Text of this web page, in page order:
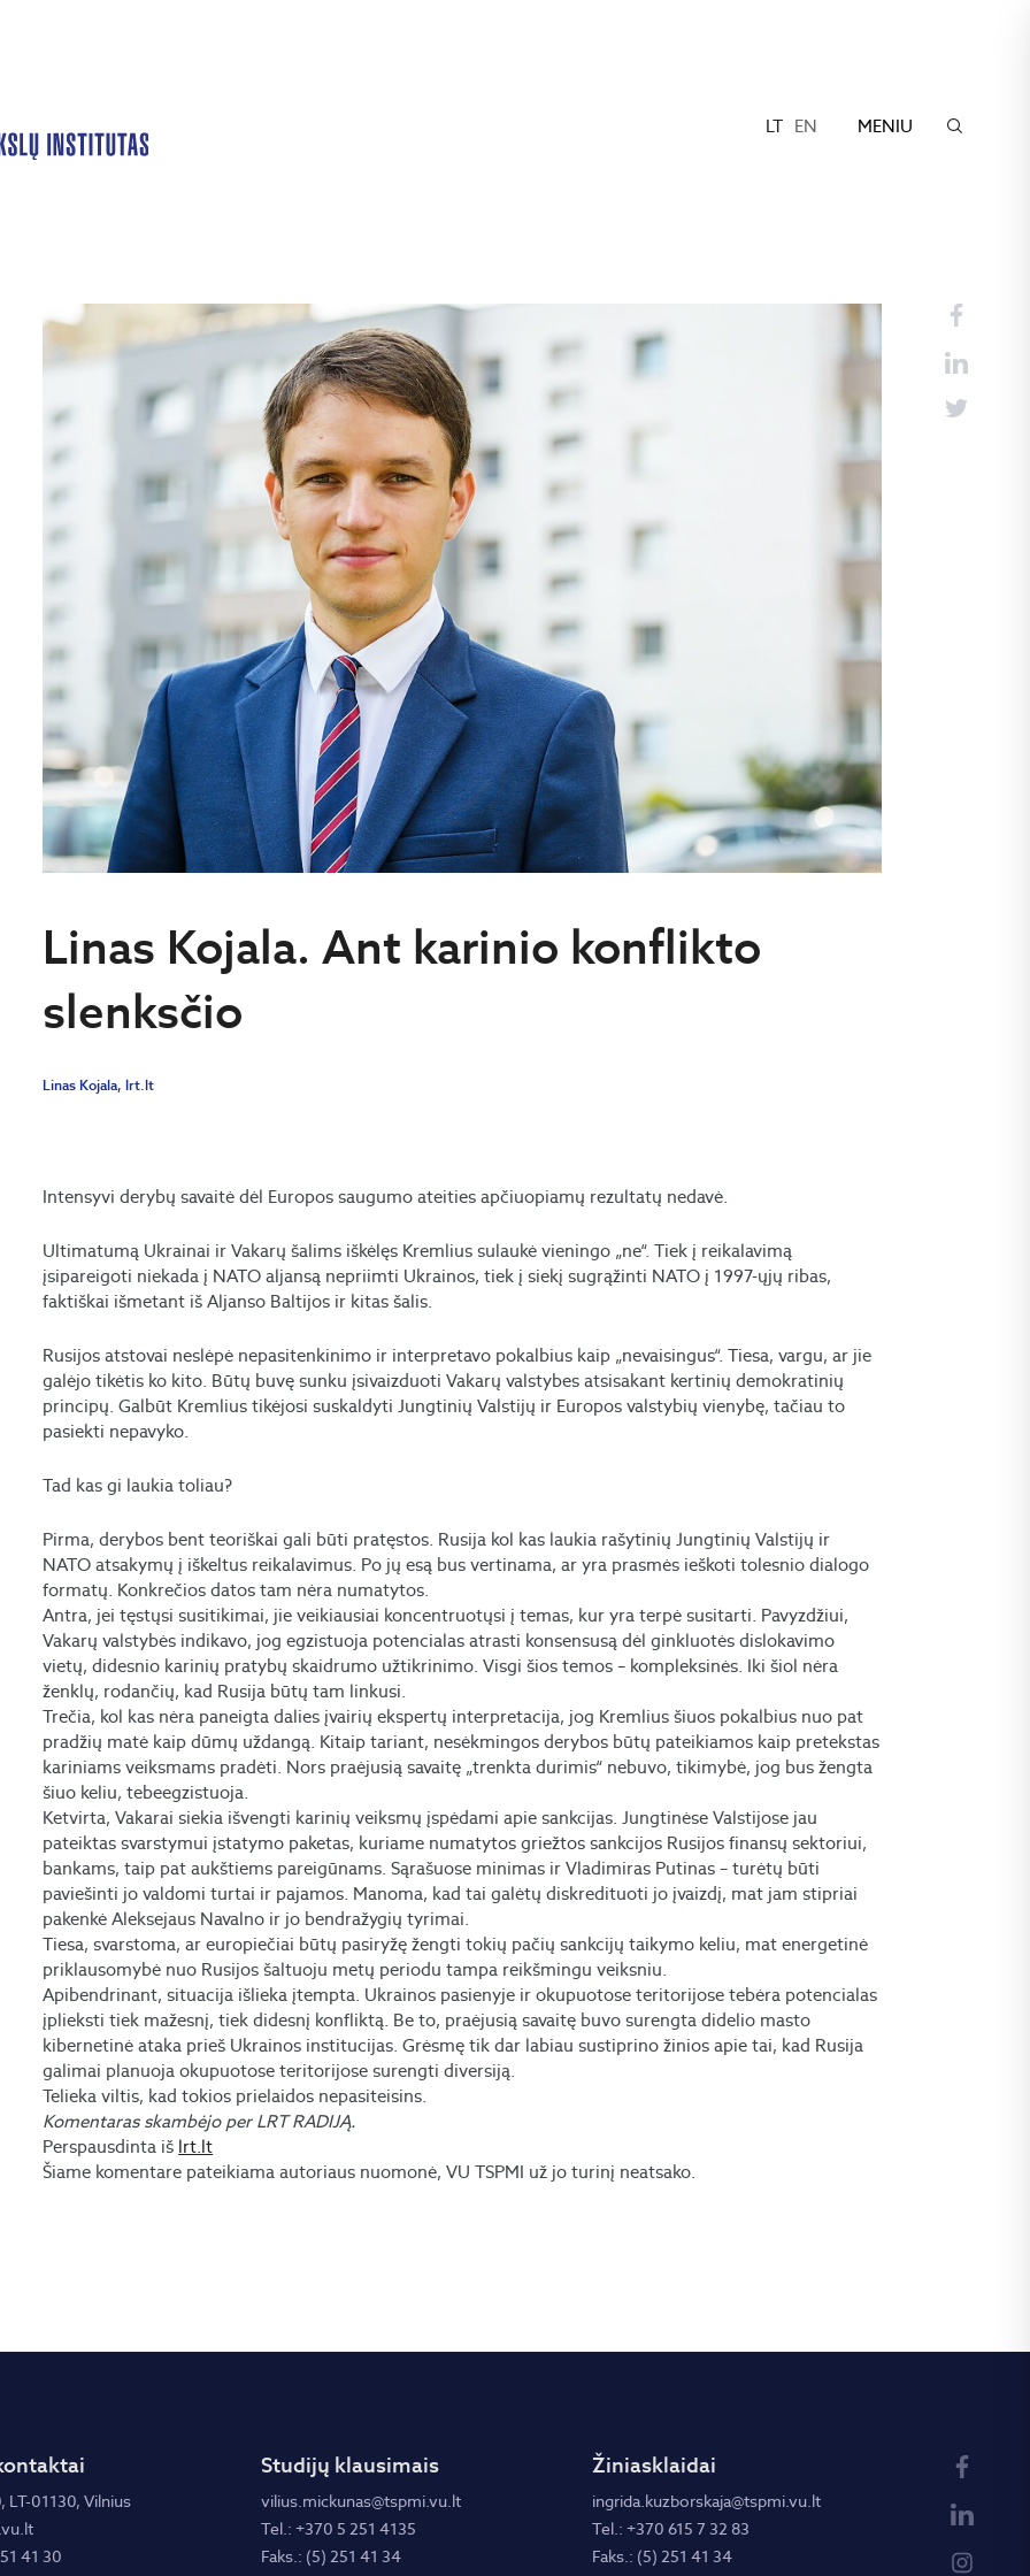
LT EN MENIU
Linas Kojala. Ant karinio konflikto
slenksčio
Linas Kojala, lrt.lt
Intensyvi derybų savaitė dėl Europos saugumo ateities apčiuopiamų rezultatų nedavė.
Ultimatumą Ukrainai ir Vakarų šalims iškėlęs Kremlius sulaukė vieningo „ne“. Tiek į reikalavimą
įsipareigoti niekada į NATO aljansą nepriimti Ukrainos, tiek į siekį sugrąžinti NATO į 1997-ųjų ribas,
faktiškai išmetant iš Aljanso Baltijos ir kitas šalis.
Rusijos atstovai neslėpė nepasitenkinimo ir interpretavo pokalbius kaip „nevaisingus“. Tiesa, vargu, ar jie
galėjo tikėtis ko kito. Būtų buvę sunku įsivaizduoti Vakarų valstybes atsisakant kertinių demokratinių
principų. Galbūt Kremlius tikėjosi suskaldyti Jungtinių Valstijų ir Europos valstybių vienybę, tačiau to
pasiekti nepavyko.
Tad kas gi laukia toliau?
Pirma, derybos bent teoriškai gali būti pratęstos. Rusija kol kas laukia rašytinių Jungtinių Valstijų ir
NATO atsakymų į iškeltus reikalavimus. Po jų esą bus vertinama, ar yra prasmės ieškoti tolesnio dialogo
formatų. Konkrečios datos tam nėra numatytos.
Antra, jei tęstųsi susitikimai, jie veikiausiai koncentruotųsi į temas, kur yra terpė susitarti. Pavyzdžiui,
Vakarų valstybės indikavo, jog egzistuoja potencialas atrasti konsensusą dėl ginkluotės dislokavimo
vietų, didesnio karinių pratybų skaidrumo užtikrinimo. Visgi šios temos – kompleksinės. Iki šiol nėra
ženklų, rodančių, kad Rusija būtų tam linkusi.
Trečia, kol kas nėra paneigta dalies įvairių ekspertų interpretacija, jog Kremlius šiuos pokalbius nuo pat
pradžių matė kaip dūmų uždangą. Kitaip tariant, nesėkmingos derybos būtų pateikiamos kaip pretekstas
kariniams veiksmams pradėti. Nors praėjusią savaitę „trenkta durimis“ nebuvo, tikimybė, jog bus žengta
šiuo keliu, tebeegzistuoja.
Ketvirta, Vakarai siekia išvengti karinių veiksmų įspėdami apie sankcijas. Jungtinėse Valstijose jau
pateiktas svarstymui įstatymo paketas, kuriame numatytos griežtos sankcijos Rusijos finansų sektoriui,
bankams, taip pat aukštiems pareigūnams. Sąrašuose minimas ir Vladimiras Putinas – turėtų būti
paviešinti jo valdomi turtai ir pajamos. Manoma, kad tai galėtų diskredituoti jo įvaizdį, mat jam stipriai
pakenkė Aleksejaus Navalno ir jo bendražygių tyrimai.
Tiesa, svarstoma, ar europiečiai būtų pasiryžę žengti tokių pačių sankcijų taikymo keliu, mat energetinė
priklausomybė nuo Rusijos šaltuoju metų periodu tampa reikšmingu veiksniu.
Apibendrinant, situacija išlieka įtempta. Ukrainos pasienyje ir okupuotose teritorijose tebėra potencialas
įplieksti tiek mažesnį, tiek didesnį konfliktą. Be to, praėjusią savaitę buvo surengta didelio masto
kibernetinė ataka prieš Ukrainos institucijas. Grėsmę tik dar labiau sustiprino žinios apie tai, kad Rusija
galimai planuoja okupuotose teritorijose surengti diversiją.
Telieka viltis, kad tokios prielaidos nepasiteisins.
Komentaras skambėjo per LRT RADIJĄ.
Perspausdinta iš lrt.lt
Šiame komentare pateikiama autoriaus nuomonė, VU TSPMI už jo turinį neatsako.
LT-01130, Vilnius
41 30
Studijų klausimais
vilius.mickunas@tspmi.vu.lt
Tel.: +370 5 251 4135
Faks.: (5) 251 41 34
Žiniasklaidai
ingrida.kuzborskaja@tspmi.vu.lt
Tel.: +370 615 7 32 83
Faks.: (5) 251 41 34